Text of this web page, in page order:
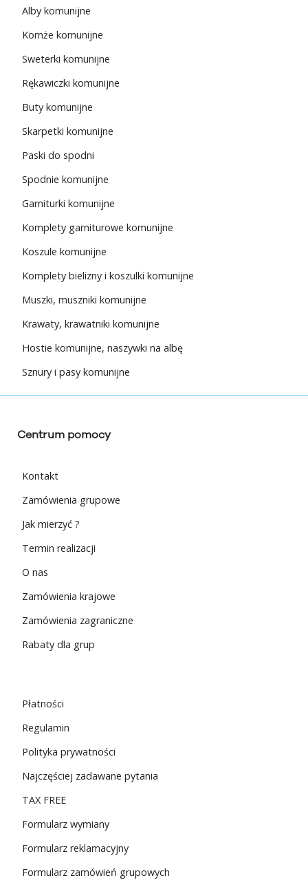
Alby komunijne
Komże komunijne
Sweterki komunijne
Rękawiczki komunijne
Buty komunijne
Skarpetki komunijne
Paski do spodni
Spodnie komunijne
Garniturki komunijne
Komplety garniturowe komunijne
Koszule komunijne
Komplety bielizny i koszulki komunijne
Muszki, muszniki komunijne
Krawaty, krawatniki komunijne
Hostie komunijne, naszywki na albę
Sznury i pasy komunijne
Centrum pomocy
Kontakt
Zamówienia grupowe
Jak mierzyć ?
Termin realizacji
O nas
Zamówienia krajowe
Zamówienia zagraniczne
Rabaty dla grup
Płatności
Regulamin
Polityka prywatności
Najczęściej zadawane pytania
TAX FREE
Formularz wymiany
Formularz reklamacyjny
Formularz zamówień grupowych